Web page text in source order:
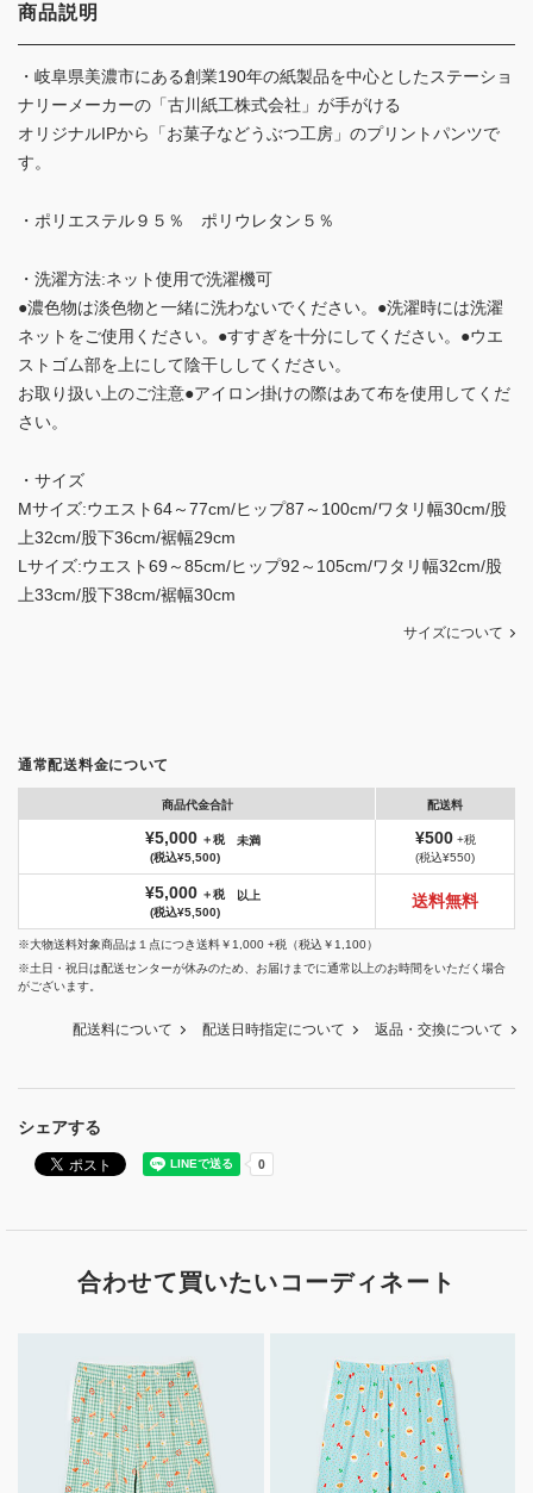
シェアする
商品説明
・岐阜県美濃市にある創業190年の紙製品を中心としたステーショ
ナリーメーカーの「古川紙工株式会社」が手がける
オリジナルIPから「お菓子などうぶつ工房」のプリントパンツで
す。
・ポリエステル９５％ ポリウレタン５％
・洗濯方法:ネット使用で洗濯機可
●濃色物は淡色物と一緒に洗わないでください。●洗濯時には洗濯
ネットをご使用ください。●すすぎを十分にしてください。●ウエ
ストゴム部を上にして陰干ししてください。
お取り扱い上のご注意●アイロン掛けの際はあて布を使用してくだ
さい。
・サイズ
Mサイズ:ウエスト64～77cm/ヒップ87～100cm/ワタリ幅30cm/股
上32cm/股下36cm/裾幅29cm
Lサイズ:ウエスト69～85cm/ヒップ92～105cm/ワタリ幅32cm/股
上33cm/股下38cm/裾幅30cm
サイズについて
通常配送料金について
商品代金合計 配送料
¥5,000 ＋税
(税込¥5,500)
未満 ¥500+税
(税込¥550)
¥5,000 ＋税
(税込¥5,500)
以上 送料無料
※大物送料対象商品は１点につき送料￥1,000 +税（税込￥1,100）
※土日・祝日は配送センターが休みのため、お届けまでに通常以上のお時間をいただく場合
がございます。
配送料について 配送日時指定について 返品・交換について
合わせて買いたいコーディネート